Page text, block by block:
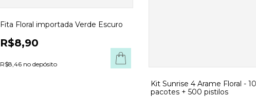
Fita Floral importada Verde Escuro
R$8,90
R$8,46 no depósito
Kit Sunrise 4 Arame Floral - 10
pacotes + 500 pistilos